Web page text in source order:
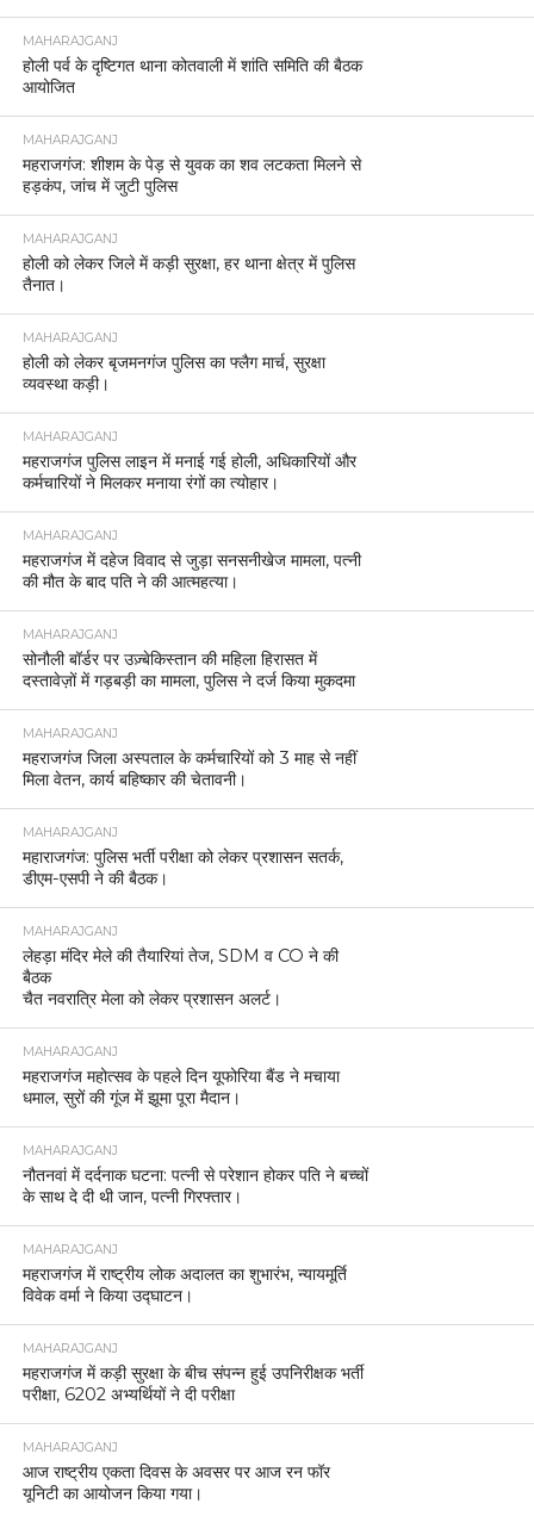
MAHARAJGANJ
होली पर्व के दृष्टिगत थाना कोतवाली में शांति समिति की बैठक
आयोजित
MAHARAJGANJ
महराजगंज: शीशम के पेड़ से युवक का शव लटकता मिलने से
हड़कंप, जांच में जुटी पुलिस
MAHARAJGANJ
होली को लेकर जिले में कड़ी सुरक्षा, हर थाना क्षेत्र में पुलिस
तैनात।
MAHARAJGANJ
होली को लेकर बृजमनगंज पुलिस का फ्लैग मार्च, सुरक्षा
व्यवस्था कड़ी।
MAHARAJGANJ
महराजगंज पुलिस लाइन में मनाई गई होली, अधिकारियों और
कर्मचारियों ने मिलकर मनाया रंगों का त्योहार।
MAHARAJGANJ
महराजगंज में दहेज विवाद से जुड़ा सनसनीखेज मामला, पत्नी
की मौत के बाद पति ने की आत्महत्या।
MAHARAJGANJ
सोनौली बॉर्डर पर उज़्बेकिस्तान की महिला हिरासत में
दस्तावेज़ों में गड़बड़ी का मामला, पुलिस ने दर्ज किया मुकदमा
MAHARAJGANJ
महराजगंज जिला अस्पताल के कर्मचारियों को 3 माह से नहीं
मिला वेतन, कार्य बहिष्कार की चेतावनी।
MAHARAJGANJ
महाराजगंज: पुलिस भर्ती परीक्षा को लेकर प्रशासन सतर्क,
डीएम-एसपी ने की बैठक।
MAHARAJGANJ
लेहड़ा मंदिर मेले की तैयारियां तेज, SDM व CO ने की
बैठक
चैत नवरात्रि मेला को लेकर प्रशासन अलर्ट।
MAHARAJGANJ
महराजगंज महोत्सव के पहले दिन यूफोरिया बैंड ने मचाया
धमाल, सुरों की गूंज में झूमा पूरा मैदान।
MAHARAJGANJ
नौतनवां में दर्दनाक घटना: पत्नी से परेशान होकर पति ने बच्चों
के साथ दे दी थी जान, पत्नी गिरफ्तार।
MAHARAJGANJ
महराजगंज में राष्ट्रीय लोक अदालत का शुभारंभ, न्यायमूर्ति
विवेक वर्मा ने किया उद्घाटन।
MAHARAJGANJ
महराजगंज में कड़ी सुरक्षा के बीच संपन्न हुई उपनिरीक्षक भर्ती
परीक्षा, 6202 अभ्यर्थियों ने दी परीक्षा
MAHARAJGANJ
आज राष्ट्रीय एकता दिवस के अवसर पर आज रन फॉर
यूनिटी का आयोजन किया गया।